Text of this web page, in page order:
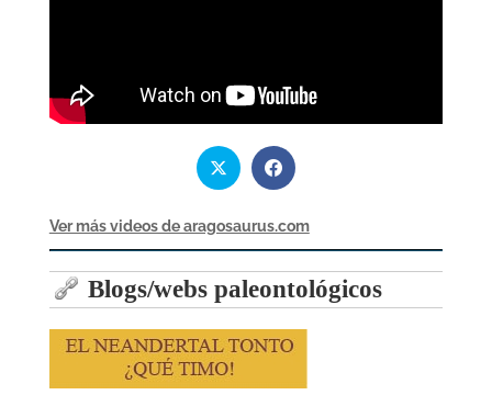
Ver más videos de aragosaurus.com
Blogs/webs paleontológicos